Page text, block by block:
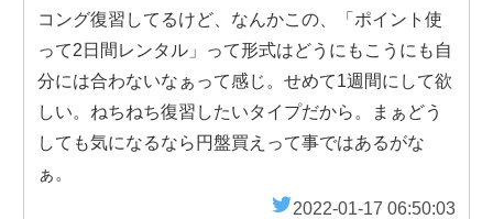
コング復習してるけど、なんかこの、「ポイント使
って2日間レンタル」って形式はどうにもこうにも自
分には合わないなぁって感じ。せめて1週間にして欲
しい。ねちねち復習したいタイプだから。まぁどう
しても気になるなら円盤買えって事ではあるがな
ぁ。
2022-01-17 06:50:03